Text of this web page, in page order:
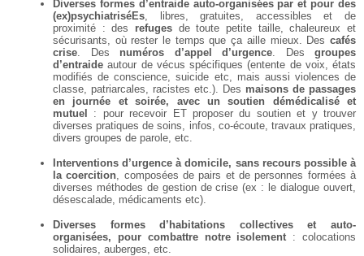
Diverses formes d’entraide auto-organisées par et pour des
(ex)psychiatriséEs , libres, gratuites, accessibles et de
proximité : des refuges de toute petite taille, chaleureux et
sécurisants, où rester le temps que ça aille mieux. Des cafés
crise . Des numéros d’appel d’urgence . Des groupes
d’entraide autour de vécus spécifiques (entente de voix, états
modifiés de conscience, suicide etc, mais aussi violences de
classe, patriarcales, racistes etc.). Des maisons de passages
en journée et soirée, avec un soutien démédicalisé et
mutuel
: pour recevoir ET proposer du soutien et y trouver
diverses pratiques de soins, infos, co-écoute, travaux pratiques,
divers groupes de parole, etc.
Interventions d’urgence à domicile, sans recours possible à
la coercition , composées de pairs et de personnes formées à
diverses méthodes de gestion de crise (ex : le dialogue ouvert,
désescalade, médicaments etc).
Diverses formes d’habitations collectives et auto-
organisées, pour combattre notre isolement : colocations
solidaires, auberges, etc.